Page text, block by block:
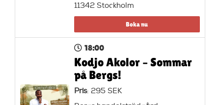
11342 Stockholm
Boka nu
18:00
Kodjo Akolor – Sommar
på Bergs!
Pris: 295 SEK